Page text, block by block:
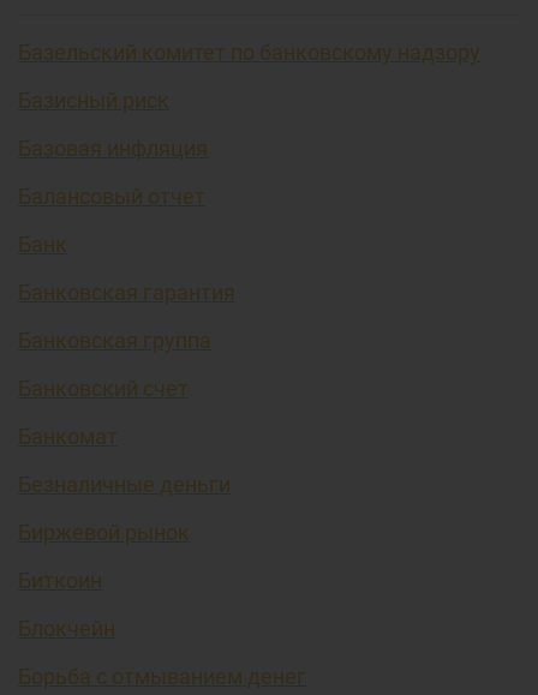
Базельский комитет по банковскому надзору
Базисный риск
Базовая инфляция
Балансовый отчет
Банк
Банковская гарантия
Банковская группа
Банковский счет
Банкомат
Безналичные деньги
Биржевой рынок
Биткоин
Блокчейн
Борьба с отмыванием денег